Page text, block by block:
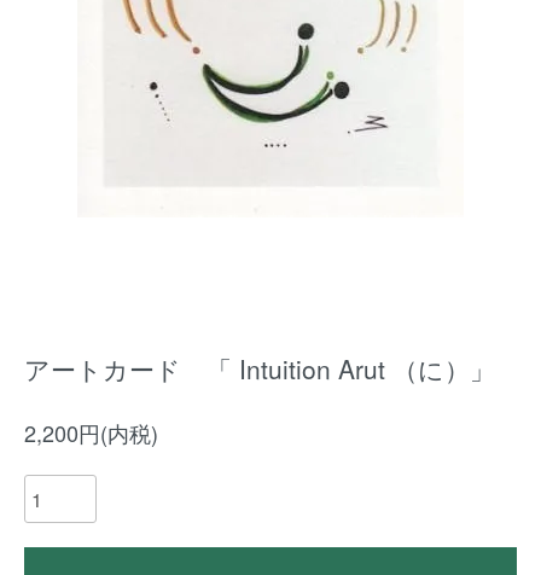
アートカード 「 Intuition Arut （に）」
2,200円(内税)